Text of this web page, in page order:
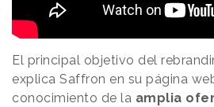
El principal objetivo del
explica Saffron en su página
conocimiento de la amplia